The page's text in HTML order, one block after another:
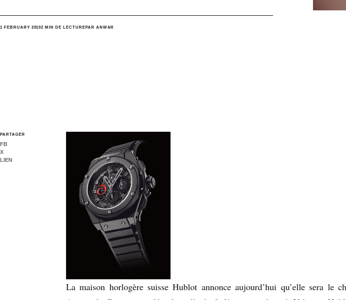
1 FEBRUARY 20102 MIN DE LECTURE PAR ANWAR
PARTAGER
FB
X
LIEN
La maison horlogère suisse Hublot annonce aujourd’hui qu’elle sera le